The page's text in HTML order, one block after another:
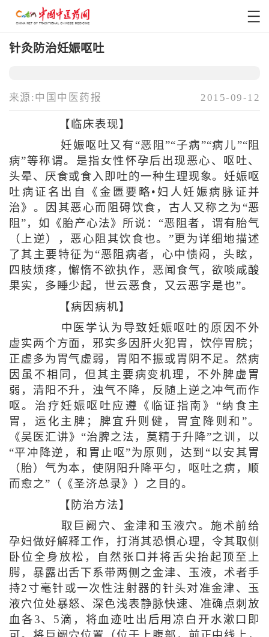
针灸防治妊娠呕吐
来源:中国中医药报 2015-09-12
【临床表现】
妊娠呕吐又有“恶阻”“子病”“病儿”“阻
病”等称谓。是指女性怀孕后出现恶心、呕吐、
头晕、厌食或食入即吐的一种生理现象。妊娠呕
吐病证名出自《金匮要略•妇人妊娠病脉证并
治》。因其恶心而阻碍饮食，古人又称之为“恶
阻”，如《胎产心法》所说：“恶阻者，谓有胎气
（上逆），恶心阻其饮食也。”更为详细地描述
了其主要特征为“恶阻病者，心中愦闷，头眩，
四肢烦疼，懈惰不欲执作，恶闻食气，欲啖咸酸
果实，多睡少起，世云恶食，又云恶字是也”。
【病因病机】
中医学认为导致妊娠呕吐的原因不外
虚实两个方面，邪实多因肝火犯胃，饮停胃脘；
正虚多为胃气虚弱，胃阳不振或胃阴不足。然病
因虽不相同，但其主要病变机理，不外脾虚胃
弱，清阳不升，浊气不降，反随上逆之冲气而作
呕。治疗妊娠呕吐应遵《临证指南》“纳食主
胃，运化主脾；脾宜升则健，胃宜降则和”。
《吴医汇讲》“治脾之法，莫精于升降”之训，以
“平冲降逆，和胃止呕”为原则，达到“以安其胃
（胎）气为本，使阴阳升降平匀，呕吐之病，顺
而愈之”（《圣济总录》）之目的。
【防治方法】
取巨阙穴、金津和玉液穴。施术前给
孕妇做好解释工作，打消其恐惧心理，令其取侧
卧位全身放松，自然张口并将舌尖抬起顶至上
腭，暴露出舌下系带两侧之金津、玉液，术者手
持2寸毫针或一次性注射器的针头对准金津、玉
液穴位处暴怒、深色浅表静脉快速、准确点刺放
血各3、5滴，将血迹吐出后用凉白开水漱口即